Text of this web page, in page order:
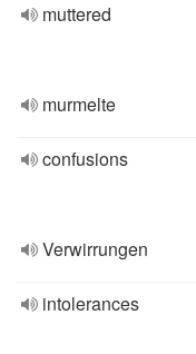
muttered
murmelte
confusions
Verwirrungen
intolerances